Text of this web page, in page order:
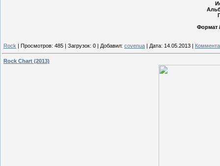
Формат
Rock Просмотров: 485 Загрузок: 0 Добавил: covenua Дата: 14.05.2013
Rock Chart (2013)